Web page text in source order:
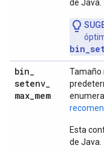
de Java.
bin_
setenv_
max_mem
Tamaño
Esta
de Java.